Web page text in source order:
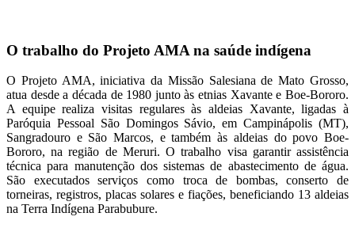
O trabalho do Projeto AMA na saúde indígena
O Projeto AMA, iniciativa da Missão Salesiana de Mato Grosso,
atua desde a década de 1980 junto às etnias Xavante e Boe-Bororo.
A equipe realiza visitas regulares às aldeias Xavante, ligadas à
Paróquia Pessoal São Domingos Sávio, em Campinápolis (MT),
Sangradouro e São Marcos, e também às aldeias do povo Boe-
Bororo, na região de Meruri. O trabalho visa garantir assistência
técnica para manutenção dos sistemas de abastecimento de água.
São executados serviços como troca de bombas, conserto de
torneiras, registros, placas solares e fiações, beneficiando 13 aldeias
na Terra Indígena Parabubure.